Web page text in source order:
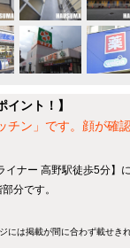
ント！】
ン」です。顔が確
ナー 高野駅徒歩5分】
分です。
は掲載が間に合わず載せき